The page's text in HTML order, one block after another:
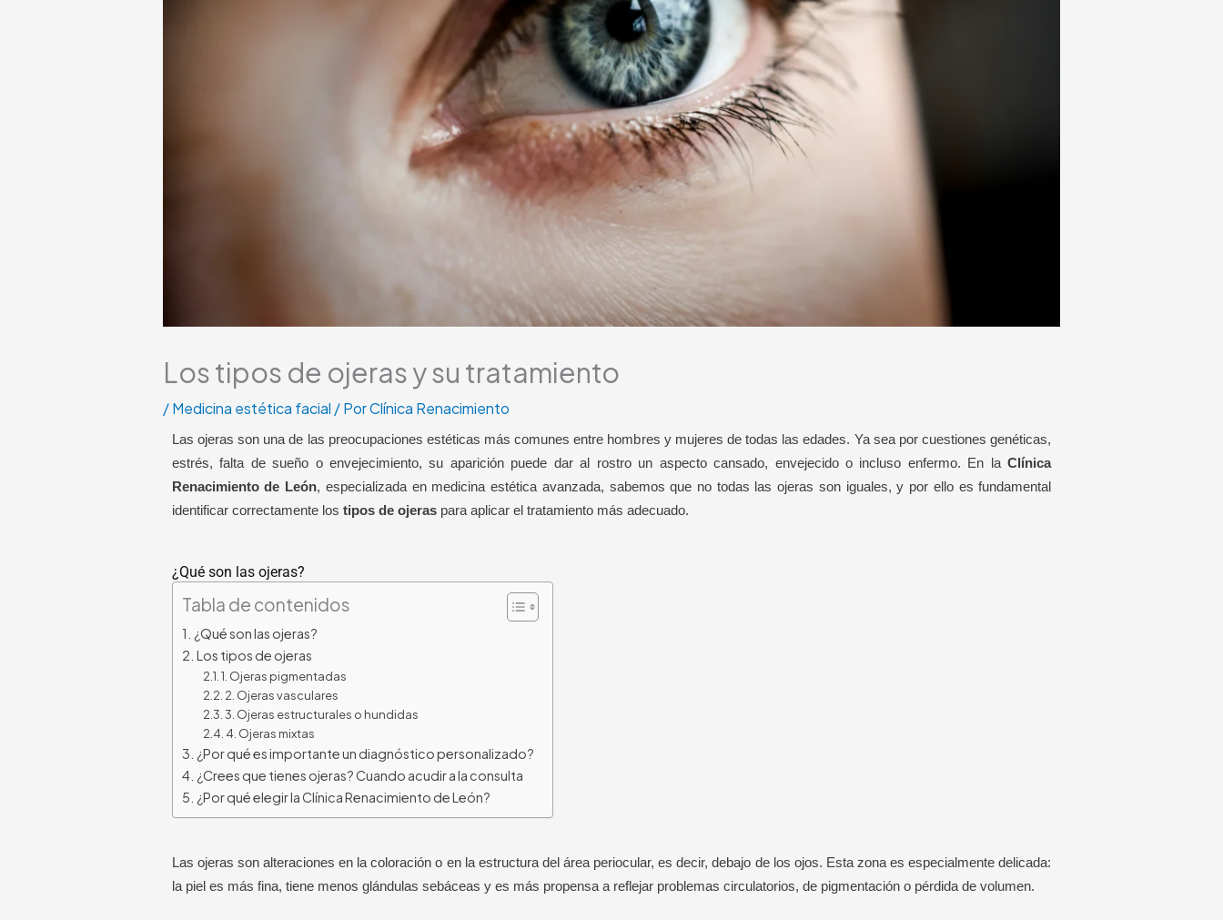
Los tipos de ojeras y su tratamiento
/Medicina estética facial / PorClínica Renacimiento
Las ojeras son una de las preocupaciones estéticas más comunes entre hombres y mujeres de todas las edades. Ya sea por cuestiones genéticas,
estrés, falta de sueño o envejecimiento, su aparición puede dar al rostro un aspecto cansado, envejecido o incluso enfermo. En laClínica
Renacimiento de León, especializada en medicina estética avanzada, sabemos que no todas las ojeras son iguales, y por ello es fundamental
identificar correctamente los tipos de ojeraspara aplicar el tratamiento más adecuado.
¿Qué son las ojeras?
Tabla de contenidos
¿Qué son las ojeras?
Los tipos de ojeras
1. Ojeras pigmentadas
2. Ojeras vasculares
3. Ojeras estructurales o hundidas
4. Ojeras mixtas
¿Por qué es importante un diagnóstico personalizado?
¿Crees que tienes ojeras? Cuando acudir a la consulta
¿Por qué elegir la Clínica Renacimiento de León?
Las ojeras son alteraciones en la coloración o en la estructura del área periocular, es decir, debajo de los ojos. Esta zona es especialmente delicada:
la piel es más fina, tiene menos glándulas sebáceas y es más propensa a reflejar problemas circulatorios, de pigmentación o pérdida de volumen.